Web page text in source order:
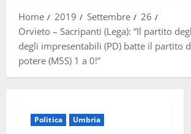
Home
2019 Settembre
26
Orvieto – Sacripanti (Lega): “Il partito
degli impresentabili (PD) batte il partito
potere (M5S) 1 a 0!”
Politica Umbria